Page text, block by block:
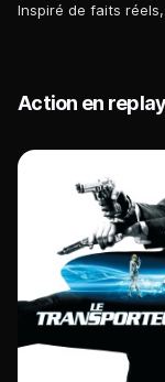
Action en replay